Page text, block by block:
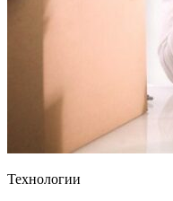
Технологии